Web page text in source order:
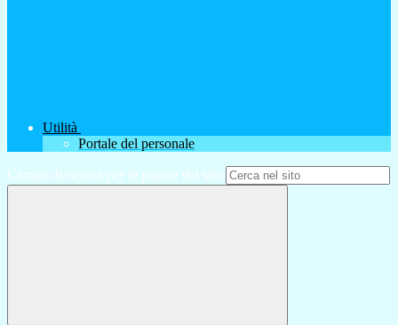
Utilità
Portale del personale
Campo di ricerca per le pagine del sito